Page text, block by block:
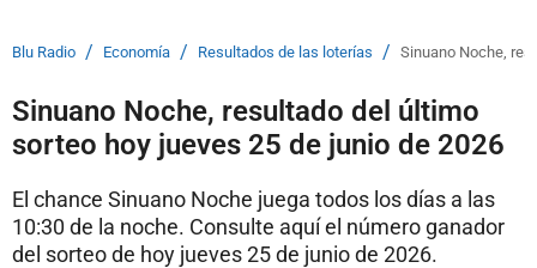
Blu Radio / Economía / Resultados de las loterías / Sinuano Noche,
Sinuano Noche, resultado del último
sorteo hoy jueves 25 de junio de 2026
El chance Sinuano Noche juega todos los días a las
10:30 de la noche. Consulte aquí el número ganador
del sorteo de hoy jueves 25 de junio de 2026.